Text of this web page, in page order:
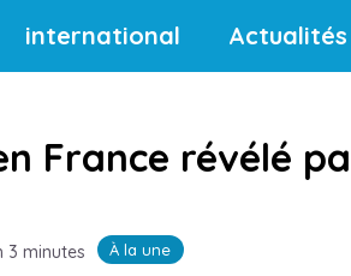
international Actualités
À la une
France révélé
3 minutes